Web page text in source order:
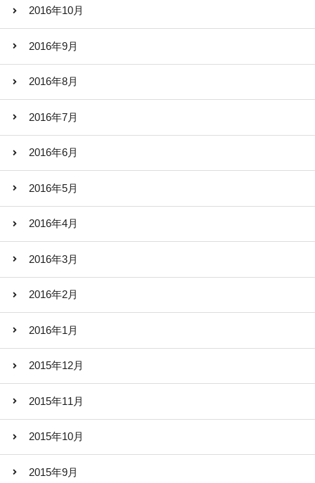
2016年10月
2016年9月
2016年8月
2016年7月
2016年6月
2016年5月
2016年4月
2016年3月
2016年2月
2016年1月
2015年12月
2015年11月
2015年10月
2015年9月